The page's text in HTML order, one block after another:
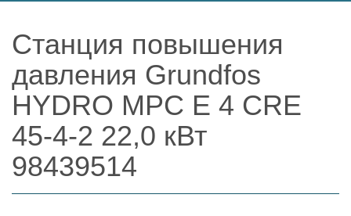
Станция повышения
давления Grundfos
HYDRO MPC E 4 CRE
45-4-2 22,0 кВт
98439514